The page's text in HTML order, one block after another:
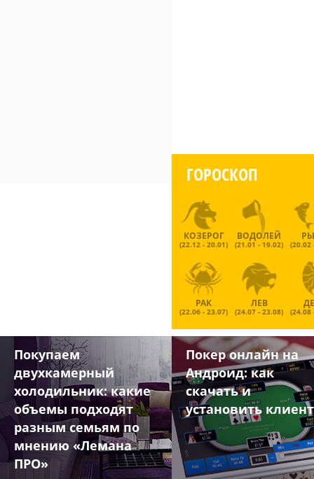
ГОРОСКОП
КОЗЕРОГ
(22.12 - 20.01)
ВОДОЛЕЙ
(21.01 - 19.02) (20.02
РАК
(22.06 - 23.07)
ЛЕВ
(24.07 - 23.08) (24.08
Покупаем
двухкамерный
холодильник: какие
объемы подходят
разным семьям по
мнению «Лемана
ПРО»
Покер онлайн на
Андроид: как
скачать и
установить